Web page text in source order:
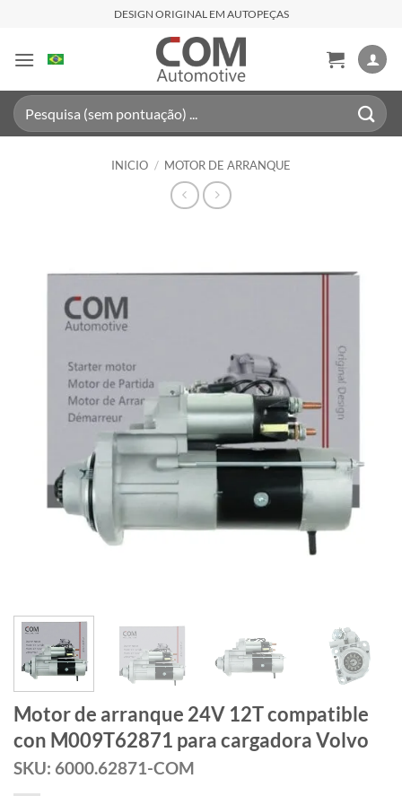
contenido
DESIGN ORIGINAL EM AUTOPEÇAS
Buscar
por:
INICIO / MOTOR DE ARRANQUE
Motor de arranque 24V 12T compatible
con M009T62871 para cargadora Volvo
SKU: 6000.62871-COM